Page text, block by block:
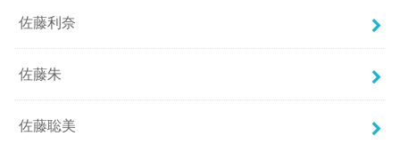
佐藤利奈
佐藤朱
佐藤聡美